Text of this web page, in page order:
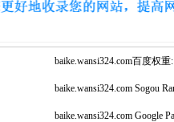
baike.wansi324.com百度权重:
baike.wansi324.com Sogou
baike.wansi324.com Google